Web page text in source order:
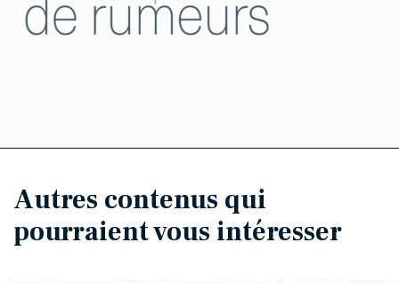
Autres contenus qui
pourraient vous intéresser